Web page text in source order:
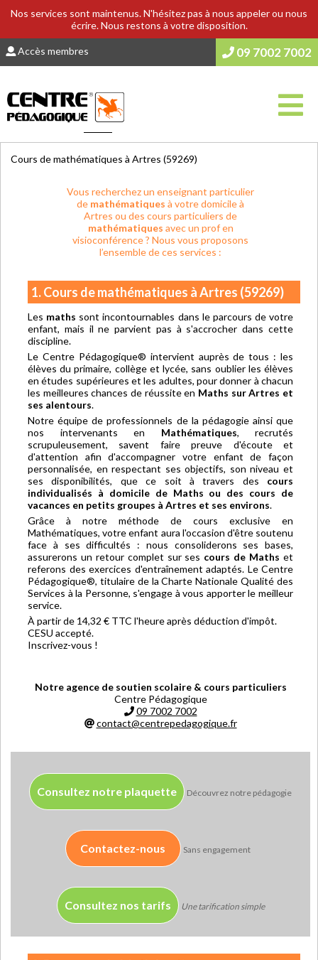
Nos services sont maintenus. N'hésitez pas à nous appeler ou nous
écrire. Nous restons à votre disposition.
Accès membres 09 7002 7002
Cours de mathématiques à Artres (59269)
Vous recherchez un enseignant particulier
de mathématiques à votre domicile à
Artres ou des cours particuliers de
mathématiques avec un prof en
visioconférence ? Nous vous proposons
l’ensemble de ces services :
1. Cours de mathématiques à Artres (59269)
Les maths sont incontournables dans le parcours de votre
enfant, mais il ne parvient pas à s'accrocher dans cette
discipline.
Le Centre Pédagogique® intervient auprès de tous : les
élèves du primaire, collège et lycée, sans oublier les élèves
en études supérieures et les adultes, pour donner à chacun
les meilleures chances de réussite en Maths sur Artres et
ses alentours.
Notre équipe de professionnels de la pédagogie ainsi que
nos intervenants en Mathématiques, recrutés
scrupuleusement, savent faire preuve d'écoute et
d'attention afin d'accompagner votre enfant de façon
personnalisée, en respectant ses objectifs, son niveau et
ses disponibilités, que ce soit à travers des cours
individualisés à domicile de Maths ou des cours de
vacances en petits groupes à Artres et ses environs.
Grâce à notre méthode de cours exclusive en
Mathématiques, votre enfant aura l'occasion d'être soutenu
face à ses difficultés : nous consoliderons ses bases,
assurerons un retour complet sur ses cours de Maths et
referons des exercices d'entraînement adaptés. Le Centre
Pédagogique®, titulaire de la Charte Nationale Qualité des
Services à la Personne, s'engage à vous apporter le meilleur
service.
À partir de 14,32 € TTC l'heure après déduction d'impôt.
CESU accepté.
Inscrivez-vous !
Notre agence de soutien scolaire & cours particuliers
Centre Pédagogique
09 7002 7002
contact@centrepedagogique.fr
Consultez notre plaquette Découvrez notre pédagogie
Contactez-nous Sans engagement
Consultez nos tarifs Une tarification simple